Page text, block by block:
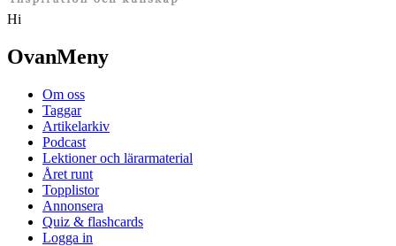
Hi
OvanMeny
Om oss
Taggar
Artikelarkiv
Podcast
Lektioner och lärarmaterial
Året runt
Topplistor
Annonsera
Quiz & flashcards
Logga in